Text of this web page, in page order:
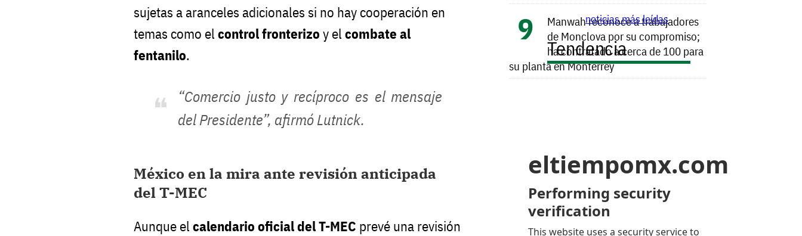
sujetas a aranceles adicionales si no hay cooperación en
temas como el control fronterizo y el combate al
fentanilo.
“Comercio justo y recíproco es el mensaje
del Presidente”, afirmó Lutnick.
México en la mira ante revisión anticipada
del T-MEC
Aunque el calendario oficial del T-MEC prevé una revisión
Manwah reconoce a trabajadores
de Monclova por su compromiso;
ha contratado a cerca de 100 para
su planta en Monterrey
noticias más leídas
Tendencia